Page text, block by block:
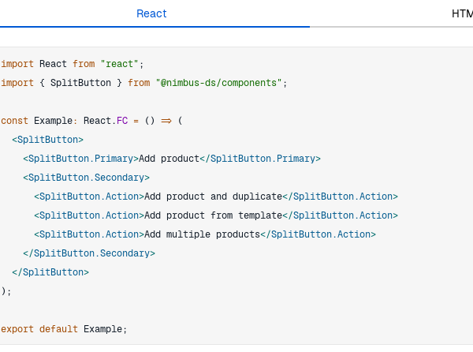
React
import React from "react" ;
import { SplitButton } from "@nimbus-ds/components" ;
const Example: React. FC = ( ) =>
(
<SplitButton>
<SplitButton.Primary>Add product</SplitButton.Primary>
<SplitButton.Secondary>
<SplitButton.Action>Add product and duplicate</SplitButton.Action>
<SplitButton.Action>Add product from template</SplitButton.Action>
<SplitButton.Action>Add multiple products</SplitButton.Action>
</SplitButton.Secondary>
</SplitButton>
) ;
export default Example;